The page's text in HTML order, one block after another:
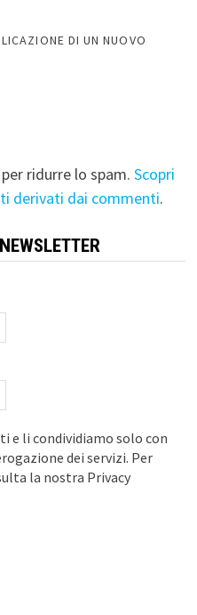
DI UN NUOVO
ridurre lo spam. Scopri
derivati dai commenti.
e li condividiamo solo con
dei servizi. Per
la nostra Privacy